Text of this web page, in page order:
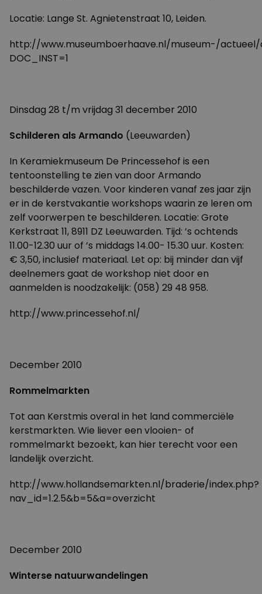
Locatie: Lange St. Agnietenstraat 10, Leiden.
http://www.museumboerhaave.nl/museum-/
DOC_INST=1
Dinsdag 28 t/m vrijdag 31 december 2010
Schilderen als Armando (Leeuwarden)
In Keramiekmuseum De Princessehof is een
tentoonstelling te zien van door Armando
beschilderde vazen. Voor kinderen vanaf zes jaar zijn
er in de kerstvakantie workshops waarin ze leren om
zelf voorwerpen te beschilderen. Locatie: Grote
Kerkstraat 11, 8911 DZ Leeuwarden. Tijd: ’s ochtends
11.00-12.30 uur of ’s middags 14.00- 15.30 uur. Kosten:
€ 3,50, inclusief materiaal. Let op: bij minder dan vijf
deelnemers gaat de workshop niet door en
aanmelden is noodzakelijk: (058) 29 48 958.
http://www.princessehof.nl/
December 2010
Rommelmarkten
Tot aan Kerstmis overal in het land commerciële
kerstmarkten. Wie liever een vlooien- of
rommelmarkt bezoekt, kan hier terecht voor een
landelijk overzicht.
http://www.hollandsemarkten.nl/braderie/index.php?
nav_id=1.2.5&b=5&a=overzicht
December 2010
Winterse natuurwandelingen